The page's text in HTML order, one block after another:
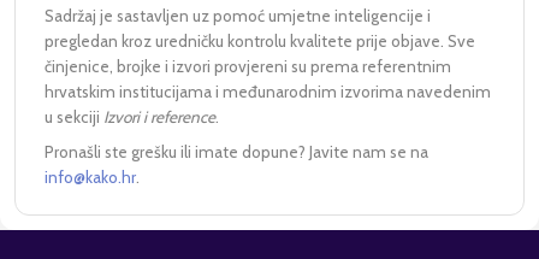
Sadržaj je sastavljen uz pomoć umjetne inteligencije i
pregledan kroz uredničku kontrolu kvalitete prije objave. Sve
činjenice, brojke i izvori provjereni su prema referentnim
hrvatskim institucijama i međunarodnim izvorima navedenim
u sekciji Izvori i reference.
Pronašli ste grešku ili imate dopune? Javite nam se na
info@kako.hr